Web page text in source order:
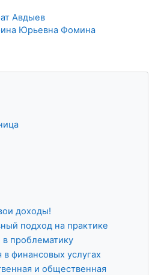
Авдыев
Юрьевна Фомина
доходы!
подход на практике
проблематику
финансовых услугах
и общественная